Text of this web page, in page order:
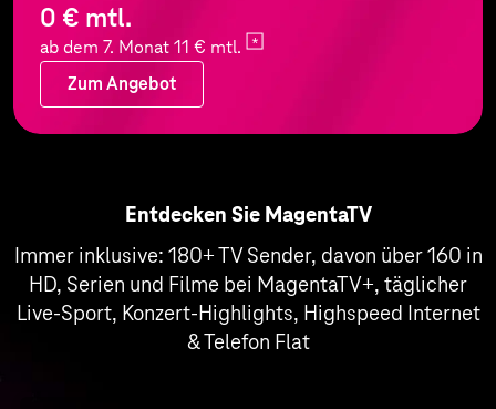
0 € mtl.
ab dem 7. Monat 11 € mtl.
Zum Angebot
Entdecken Sie MagentaTV
Immer inklusive: 180+ TV Sender, davon über 160 in
HD, Serien und Filme bei MagentaTV+, täglicher
Live-Sport, Konzert-Highlights, Highspeed Internet
& Telefon Flat